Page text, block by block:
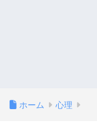
ホーム 心理